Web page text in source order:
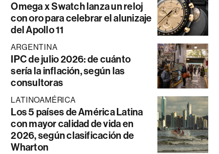
Omega x Swatch lanza un reloj
con oro para celebrar el alunizaje
del Apollo 11
ARGENTINA
IPC de julio 2026: de cuánto
sería la inflación, según las
consultoras
LATINOAMÉRICA
Los 5 países de América Latina
con mayor calidad de vida en
2026, según clasificación de
Wharton